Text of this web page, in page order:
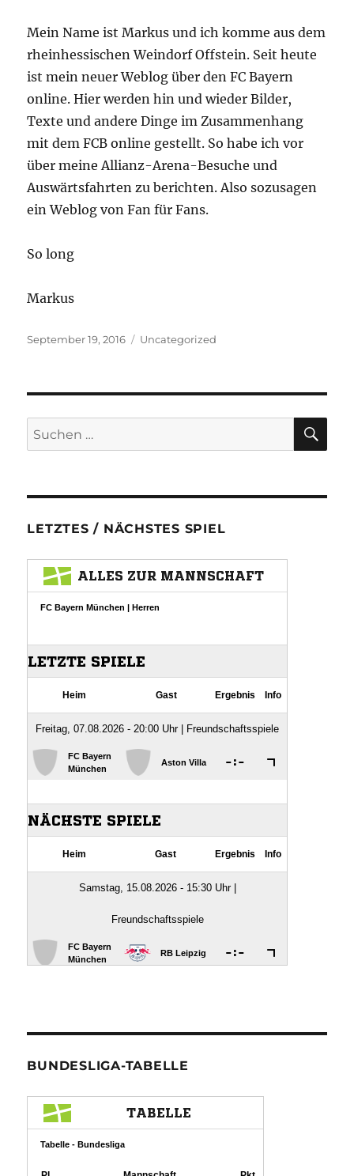
Mein Name ist Markus und ich komme aus dem
rheinhessischen Weindorf Offstein. Seit heute
ist mein neuer Weblog über den FC Bayern
online. Hier werden hin und wieder Bilder,
Texte und andere Dinge im Zusammenhang
mit dem FCB online gestellt. So habe ich vor
über meine Allianz-Arena-Besuche und
Auswärtsfahrten zu berichten. Also sozusagen
ein Weblog von Fan für Fans.
So long
Markus
Veröffentlicht
September 19, 2016 Kategorien
Uncategorized
Suchen
nach:
LETZTES / NÄCHSTES SPIEL
BUNDESLIGA-TABELLE